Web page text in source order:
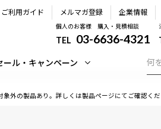
ご利用ガイド メルマガ登録 企業情報
個人のお客様 購入・見積相談
TEL 03-6636-4321
ール・キャンペーン
象外の製品あり。詳しくは製品ページにてご確認くだ